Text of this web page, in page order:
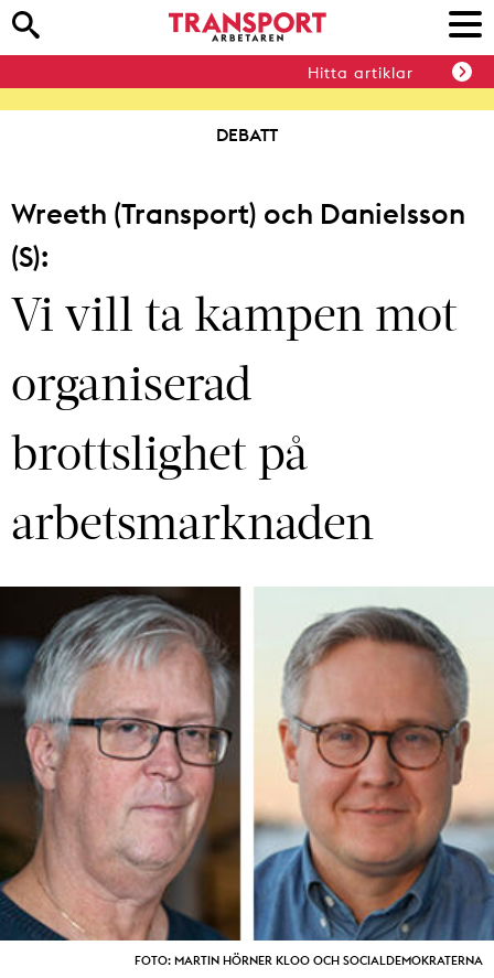
Hitta artiklar
DEBATT
Wreeth (Transport) och Danielsson
(S):
Vi vill ta kampen mot
organiserad
brottslighet på
arbetsmarknaden
FOTO: MARTIN HÖRNER KLOO OCH SOCIALDEMOKRATERNA